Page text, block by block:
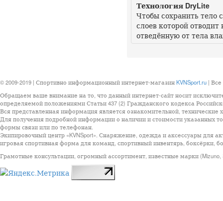
Технология DryLite
Чтобы сохранить тело
слоев которой
отведённую от тела
© 2009-2019 | Спортивно информационный интернет-магазин KVNSport.ru |
Обращаем ваше внимание на то, что данный интернет-сайт носит
определяемой положениями Статьи 437 (2) Гражданского кодекса
Вся представленная информация является ознакомительной, технические
Для получения подробной информации о наличии и стоимости указанных
формы связи или по телефонан.
Экипировочный центр «KVNSport». Снаряжение, одежда и аксессуары для
игровая спортивная форма для команд, спортивный инвентярь, боксёрки,
Грамотные консультации, огромный ассортимент, известные марки (Mizuno,